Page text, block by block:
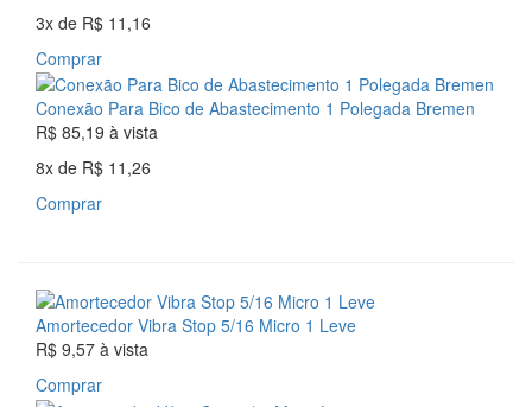
3x de R$ 11,16
Comprar
Conexão Para Bico de Abastecimento 1 Polegada Bremen
R$ 85,19 à vista
8x de R$ 11,26
Comprar
Amortecedor Vibra Stop 5/16 Micro 1 Leve
R$ 9,57 à vista
Comprar